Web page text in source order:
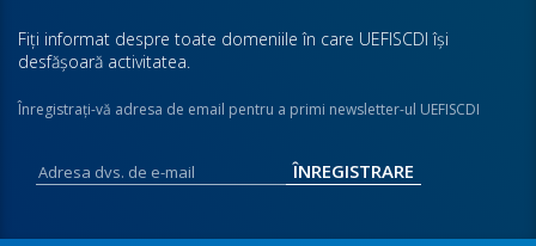
Fiţi informat despre toate domeniile în care UEFISCDI îşi
desfăşoară activitatea.
Înregistraţi-vă adresa de email pentru a primi newsletter-ul UEFISCDI